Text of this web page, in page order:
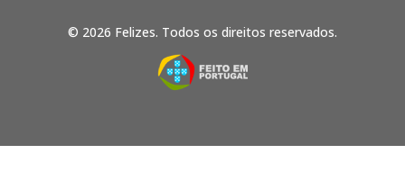
© 2026 Felizes. Todos os direitos reservados.